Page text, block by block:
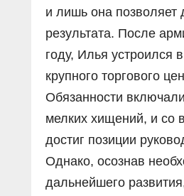
и лишь она позволяет
результата. После
году, Илья устроился
крупного торгового
Обязанности
мелких хищений, и со
достиг позиции
Однако, осознав
дальнейшего